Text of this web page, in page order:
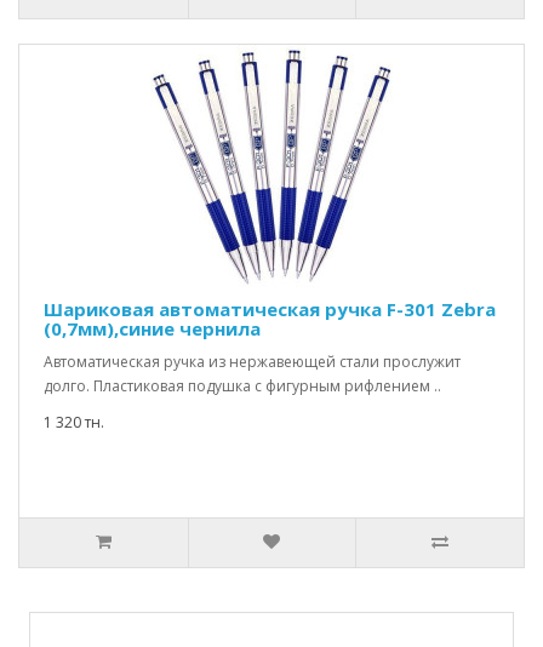
Шариковая автоматическая ручка F-301 Zebra
(0,7мм),синие чернила
Автоматическая ручка из нержавеющей стали прослужит
долго. Пластиковая подушка с фигурным рифлением ..
1 320 тн.